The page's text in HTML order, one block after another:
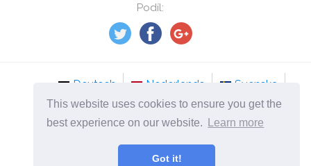
This website uses cookies to ensure you get the
best experience on our website.
Learn more
Got it!
Podíl:
Deutsch Nederlands
Svenska
Norsk
Italiano Français
Dansk
Česky
cs.mydailyselfmotivation.com